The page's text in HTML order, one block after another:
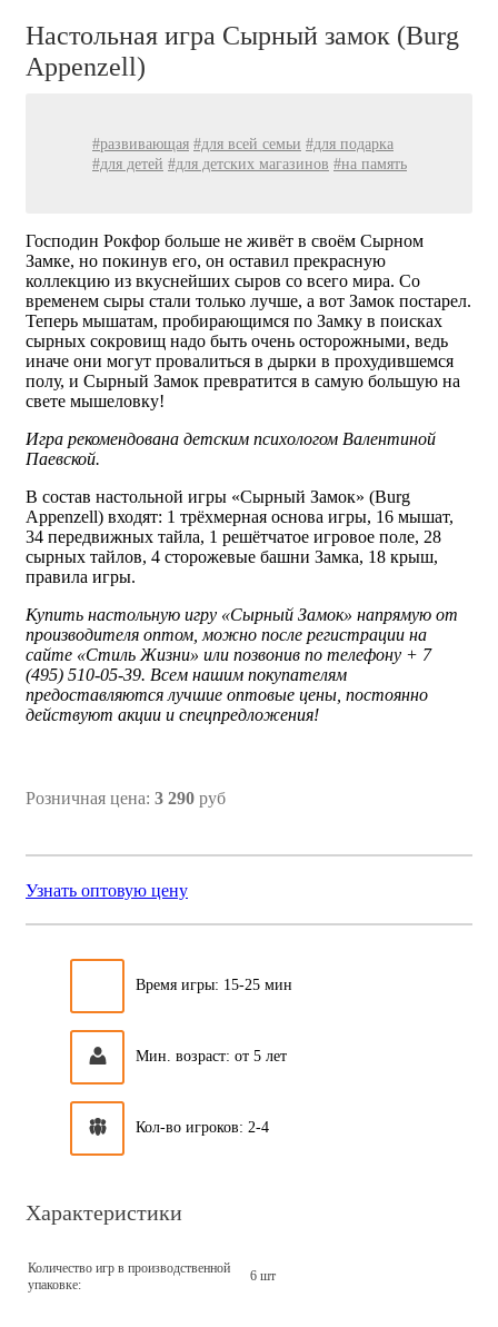
Настольная игра Сырный замок (Burg
Appenzell)
#развивающая #для всей семьи #для подарка
#для детей #для детских магазинов #на память
Господин Рокфор больше не живёт в своём Сырном
Замке, но покинув его, он оставил прекрасную
коллекцию из вкуснейших сыров со всего мира. Со
временем сыры стали только лучше, а вот Замок постарел.
Теперь мышатам, пробирающимся по Замку в поисках
сырных сокровищ надо быть очень осторожными, ведь
иначе они могут провалиться в дырки в прохудившемся
полу, и Сырный Замок превратится в самую большую на
свете мышеловку!
Игра рекомендована детским психологом Валентиной
Паевской.
В состав настольной игры «Сырный Замок» (Burg
Appenzell) входят: 1 трёхмерная основа игры, 16 мышат,
34 передвижных тайла, 1 решётчатое игровое поле, 28
сырных тайлов, 4 сторожевые башни Замка, 18 крыш,
правила игры.
Купить настольную игру «Сырный Замок» напрямую от
производителя оптом, можно после регистрации на
сайте «Стиль Жизни» или позвонив по телефону + 7
(495) 510-05-39. Всем нашим покупателям
предоставляются лучшие оптовые цены, постоянно
действуют акции и спецпредложения!
Розничная цена: 3 290 руб
Узнать оптовую цену
Время игры: 15-25 мин
Мин. возраст: от 5 лет
Кол-во игроков: 2-4
Характеристики
Количество игр в производственной
упаковке:
6 шт